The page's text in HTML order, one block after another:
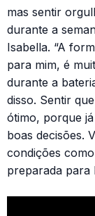
mas sentir
durante a
Isabella. “A
para mim, é
durante a
disso. Sentir
ótimo, porque
boas decisões.
condições
preparada para